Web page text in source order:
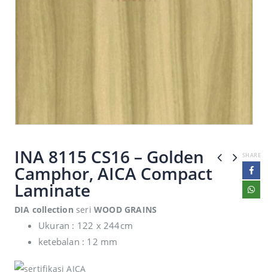
INA 8115 CS16 – Golden
Camphor, AICA Compact
Laminate
DIA collection seri WOOD GRAINS
Ukuran : 122 x 244cm
ketebalan : 12 mm
SHARE